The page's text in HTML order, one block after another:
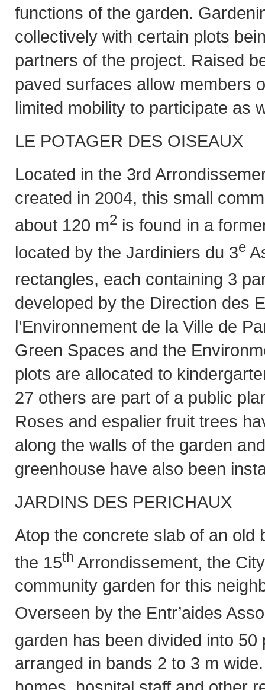
functions of the garden.
collectively with certain plots
partners of the project. Raised
paved surfaces allow members
limited mobility to participate as
LE POTAGER DES OISEAUX
Located in the 3rd
created in 2004, this small
about 120 m2 is found in a
located by the Jardiniers du 3e
rectangles, each containing 3
developed by the Direction des
l’Environnement de la Ville de
Green Spaces and the
plots are allocated to
27 others are part of a public
Roses and espalier fruit trees
along the walls of the garden
greenhouse have also been
JARDINS DES PERICHAUX
Atop the concrete slab of an old
the 15th Arrondissement, the
community garden for this
Overseen by the Entr’aides
garden has been divided into 50
arranged in bands 2 to 3 m